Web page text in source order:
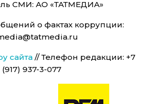
СМИ: АО «ТАТМЕДИА»
о фактах коррупции:
сайта // Телефон редакции: +7
(917) 937-3-077